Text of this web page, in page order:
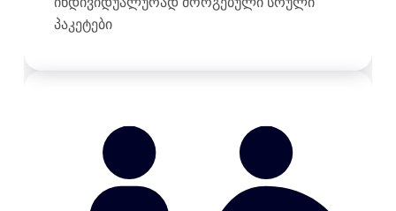
პაკეტები